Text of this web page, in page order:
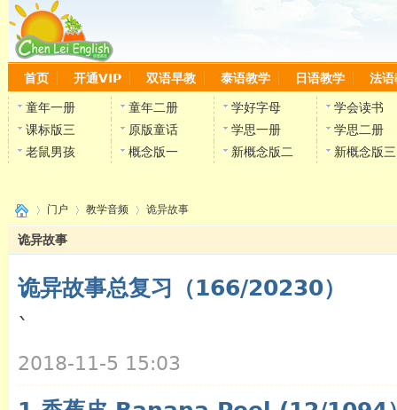
首页 开通VIP 双语早教 泰语教学 日语教学 法语
童年一册 童年二册 学好字母
学会读书
课标版三
原版童话 学思一册
学思二册
老鼠男孩
概念版一 新概念版二 新概念版三
›
门户
›
教学音频
›
诡异故事
诡异故事
诡异故事总复习（166/20230）
`
2018-11-5 15:03